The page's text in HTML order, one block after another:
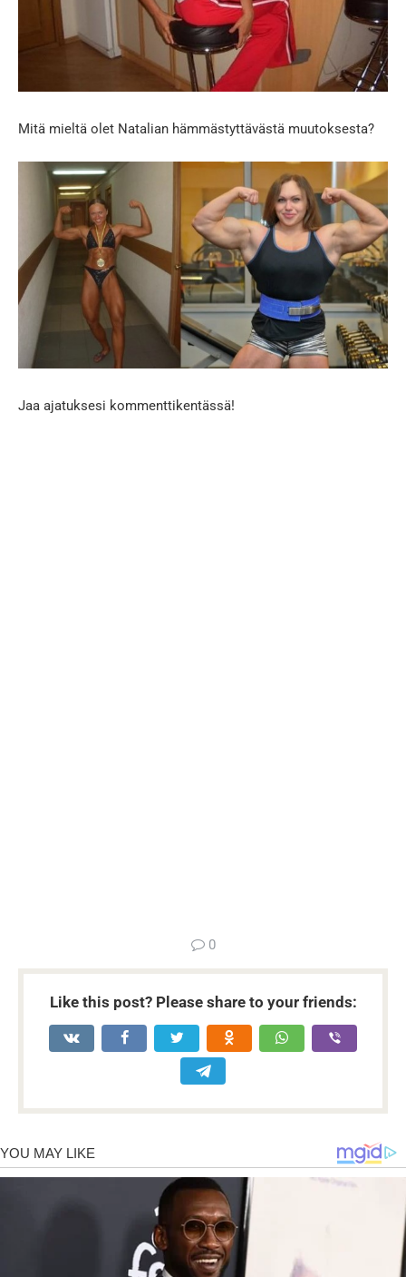
Mitä mieltä olet Natalian hämmästyttävästä muutoksesta?
Jaa ajatuksesi kommenttikentässä!
0
Like this post? Please share to your friends: